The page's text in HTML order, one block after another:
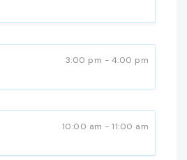
10:00 am - 11:00 am
3:00 pm - 4:00 pm